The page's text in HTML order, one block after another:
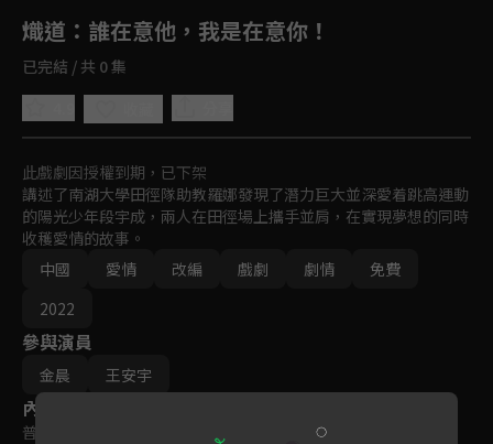
熾道 ：誰在意他，我是在意你！
已完結 / 共 0 集
此戲劇因授權到期，已下架
講述了南湖大學田徑隊助教羅娜發現了潛力巨大並深愛着跳高運動
的陽光少年段宇成，兩人在田徑場上攜手並肩，在實現夢想的同時
收穫愛情的故事。
中國
愛情 改編 戲劇 劇情
免費
2022
參與演員
金晨 王安宇
內容標籤
普遍級